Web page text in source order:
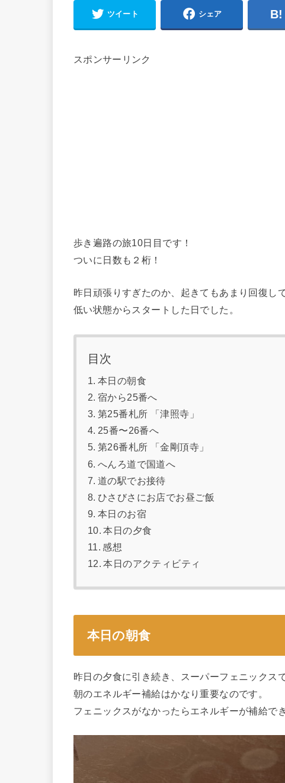
ツイート シェア
スポンサーリンク
歩き遍路の旅10日目です！
ついに日数も２桁！
昨日頑張りすぎたのか、起きてもあまり回復し
低い状態からスタートした日でした。
目次
本日の朝食
宿から25番へ
第25番札所 「津照寺」
25番〜26番へ
第26番札所 「金剛頂寺」
へんろ道で国道へ
道の駅でお接待
ひさびさにお店でお昼ご飯
本日のお宿
本日の夕食
感想
本日のアクティビティ
本日の朝食
昨日の夕食に引き続き、スーパーフェニックス
朝のエネルギー補給はかなり重要なのです。
フェニックスがなかったらエネルギーが補給で